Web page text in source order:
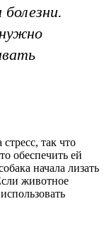
стресс, так что
обеспечить ей
начала лизать
животное